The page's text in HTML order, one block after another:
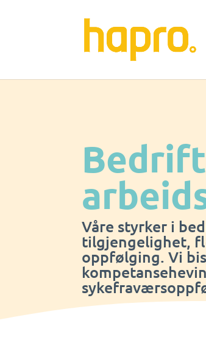
Våre styrker i
tilgjengelighet,
oppfølging. Vi